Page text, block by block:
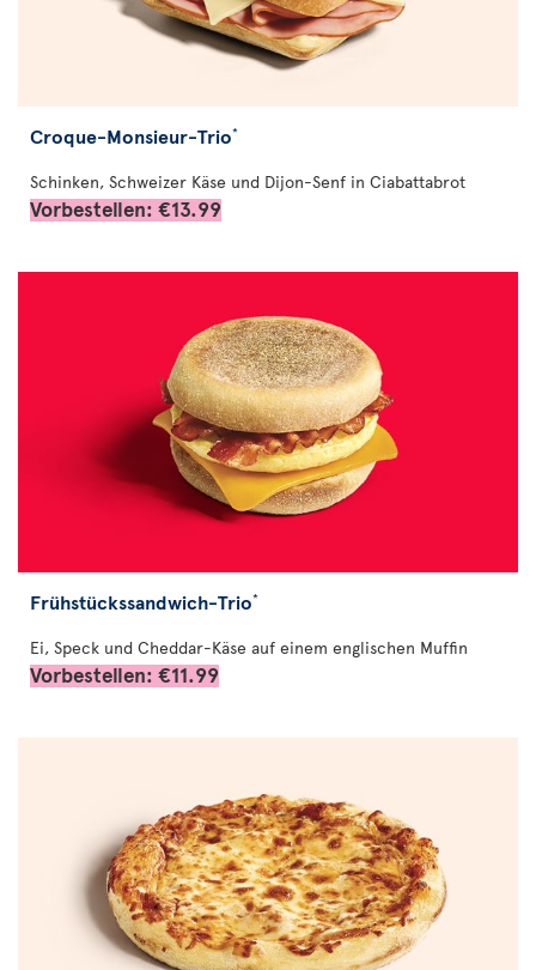
Croque-Monsieur-Trio*
Schinken, Schweizer Käse und Dijon-Senf in Ciabattabrot
Vorbestellen: €13.99
Frühstückssandwich-Trio*
Ei, Speck und Cheddar-Käse auf einem englischen Muffin
Vorbestellen: €11.99